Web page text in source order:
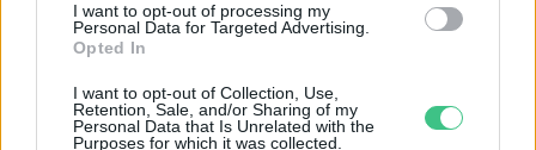
I want to opt-out of processing my
Personal Data for Targeted Advertising.
Opted In
I want to opt-out of Collection, Use,
Retention, Sale, and/or Sharing of my
Personal Data that Is Unrelated with the
Purposes for which it was collected.
Szöllősi Gáborral, a Gardenfutura ügyvezetőjével beszélgettünk.